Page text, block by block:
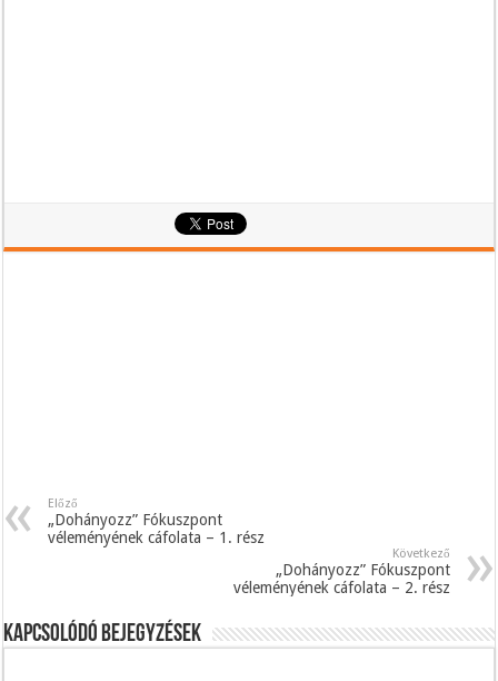
Előző
„Dohányozz” Fókuszpont
véleményének cáfolata – 1. rész
Következő
„Dohányozz” Fókuszpont
véleményének cáfolata – 2. rész
Kapcsolódó bejegyzések